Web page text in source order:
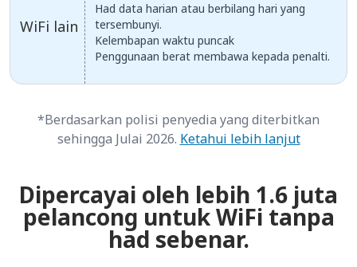
WiFi lain
Had data harian atau berbilang hari yang
tersembunyi.
Kelembapan waktu puncak
Penggunaan berat membawa kepada penalti.
*Berdasarkan polisi penyedia yang diterbitkan
sehingga Julai 2026. Ketahui lebih lanjut
Dipercayai oleh lebih 1.6 juta
pelancong untuk WiFi tanpa
had sebenar.